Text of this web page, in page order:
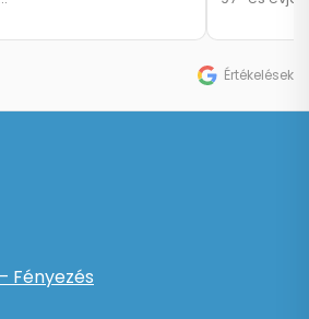
Értékelések
Fényezés